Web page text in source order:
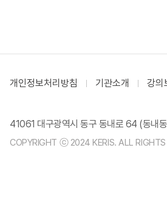
개인정보처리방침 기관소개 강의
41061 대구광역시 동구 동내로 64 (동내
COPYRIGHT ⓒ 2024 KERIS. ALL RIGHTS